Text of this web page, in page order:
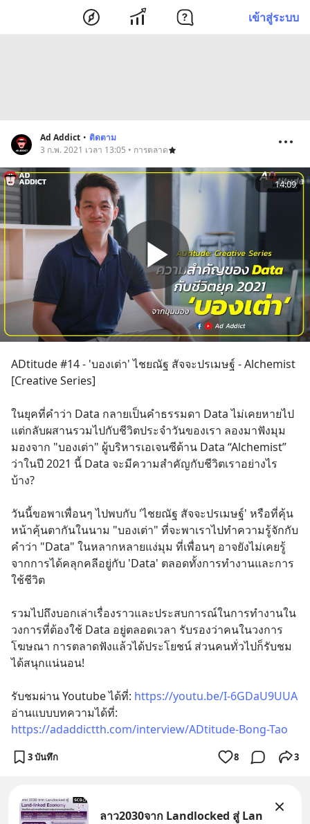
เข้าสู่ระบบ
Ad Addict • ติดตาม
3 ก.พ. 2021 เวลา 13:05 • การตลาด
14:09
ADtitude #14 - 'บองเต่า' ไชยณัฐ สัจจะปรเมษฐ์ - Alchemist
[Creative Series]
ในยุคที่คำว่า Data กลายเป็นคำธรรมดา Data ไม่เคยหายไป
แต่กลับผสานรวมไปกับชีวิตประจำวันของเรา ลองมาฟังมุม
มองจาก "บองเต่า" ผู้บริหารเอเจนซีด้าน Data “Alchemist”
ว่าในปี 2021 นี้ Data จะมีความสำคัญกับชีวิตเราอย่างไร
บ้าง?
วันนี้ขอพาเพื่อนๆ ไปพบกับ 'ไชยณัฐ สัจจะปรเมษฐ์' หรือที่คุ้น
หน้าคุ้นตากันในนาม "บองเต่า" ที่จะพาเราไปทำความรู้จักกับ
คำว่า "Data" ในหลากหลายแง่มุม ที่เพื่อนๆ อาจยังไม่เคยรู้
จากการได้คลุกคลีอยู่กับ 'Data' ตลอดทั้งการทำงานและการ
ใช้ชีวิต
รวมไปถึงบอกเล่าเรื่องราวและประสบการณ์ในการทำงานใน
วงการที่ต้องใช้ Data อยู่ตลอดเวลา รับรองว่าคนในวงการ
โฆษณา การตลาดฟังแล้วได้ประโยชน์ ส่วนคนทั่วไปก็รับชม
ได้สนุกแน่นอน!
รับชมผ่าน Youtube ได้ที่: https://youtu.be/I-6GDaU9UUA
https://adaddictth.com/interview/ADtitude-Bong-Tao
3 บันทึก 8 3
ลาว2030จาก Landlocked สู่ Lan